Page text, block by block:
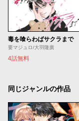
毒を喰らわばサクラまで
要マジュロ/大羽隆廣
4話無料
同じジャンルの作品